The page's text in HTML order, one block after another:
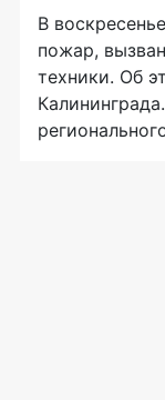
В
пожар,
техники. Об